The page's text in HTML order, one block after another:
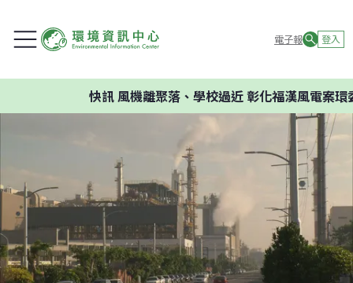
電子報 登入
快訊風機離聚落、學校過近 彰化福漢風電案環委建